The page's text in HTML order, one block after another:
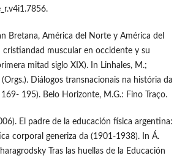
Bretana, América del Norte y América del
cristiandad muscular en occidente y su
mitad siglo XIX). In Linhales, M.;
Diálogos transnacionais na história da
195). Belo Horizonte, M.G.: Fino Traço.
El padre de la educación física argentina:
corporal generiza da (1901-1938). In Á.
Tras las huellas de la Educación